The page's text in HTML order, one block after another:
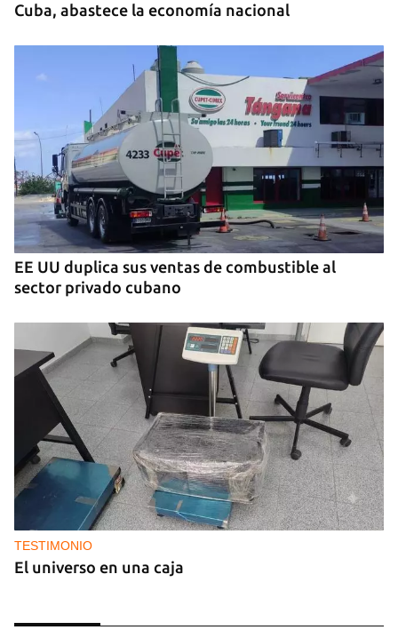
Cuba, abastece la economía nacional
EE UU duplica sus ventas de combustible al
sector privado cubano
TESTIMONIO
El universo en una caja